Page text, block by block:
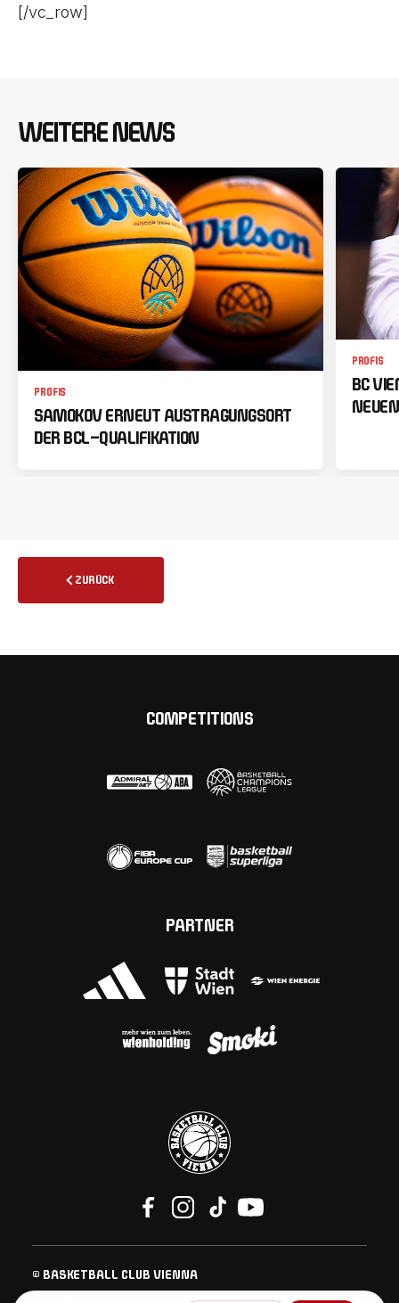
[/vc_row]
WEITERE NEWS
PROFIS
SAMOKOV ERNEUT AUSTRAGUNGSORT
DER BCL-QUALIFIKATION
PROFIS
BC
ZURÜCK
COMPETITIONS
PARTNER
© BASKETBALL CLUB VIENNA